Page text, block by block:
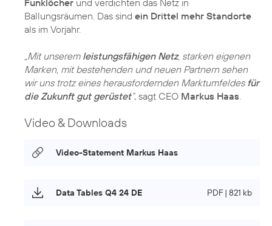
Ballungsräumen. Das sind ein Drittel mehr Standorte
als im Vorjahr.
„Mit unserem leistungsfähigen Netz, starken eigenen
Marken, mit bestehenden und neuen Partnern sehen
wir uns trotz eines herausfordernden Marktumfeldes für
die Zukunft gut gerüstet“, sagt CEO Markus Haas
Video & Downloads
Video-Statement Markus Haas
Data Tables Q4 24 DE PDF | 821 kb